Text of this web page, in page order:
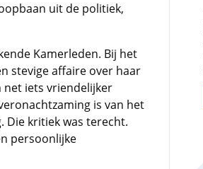
uit de politiek,
Kamerleden. Bij het
stevige affaire over haar
iets vriendelijker
is van het
Die kritiek was terecht.
persoonlijke